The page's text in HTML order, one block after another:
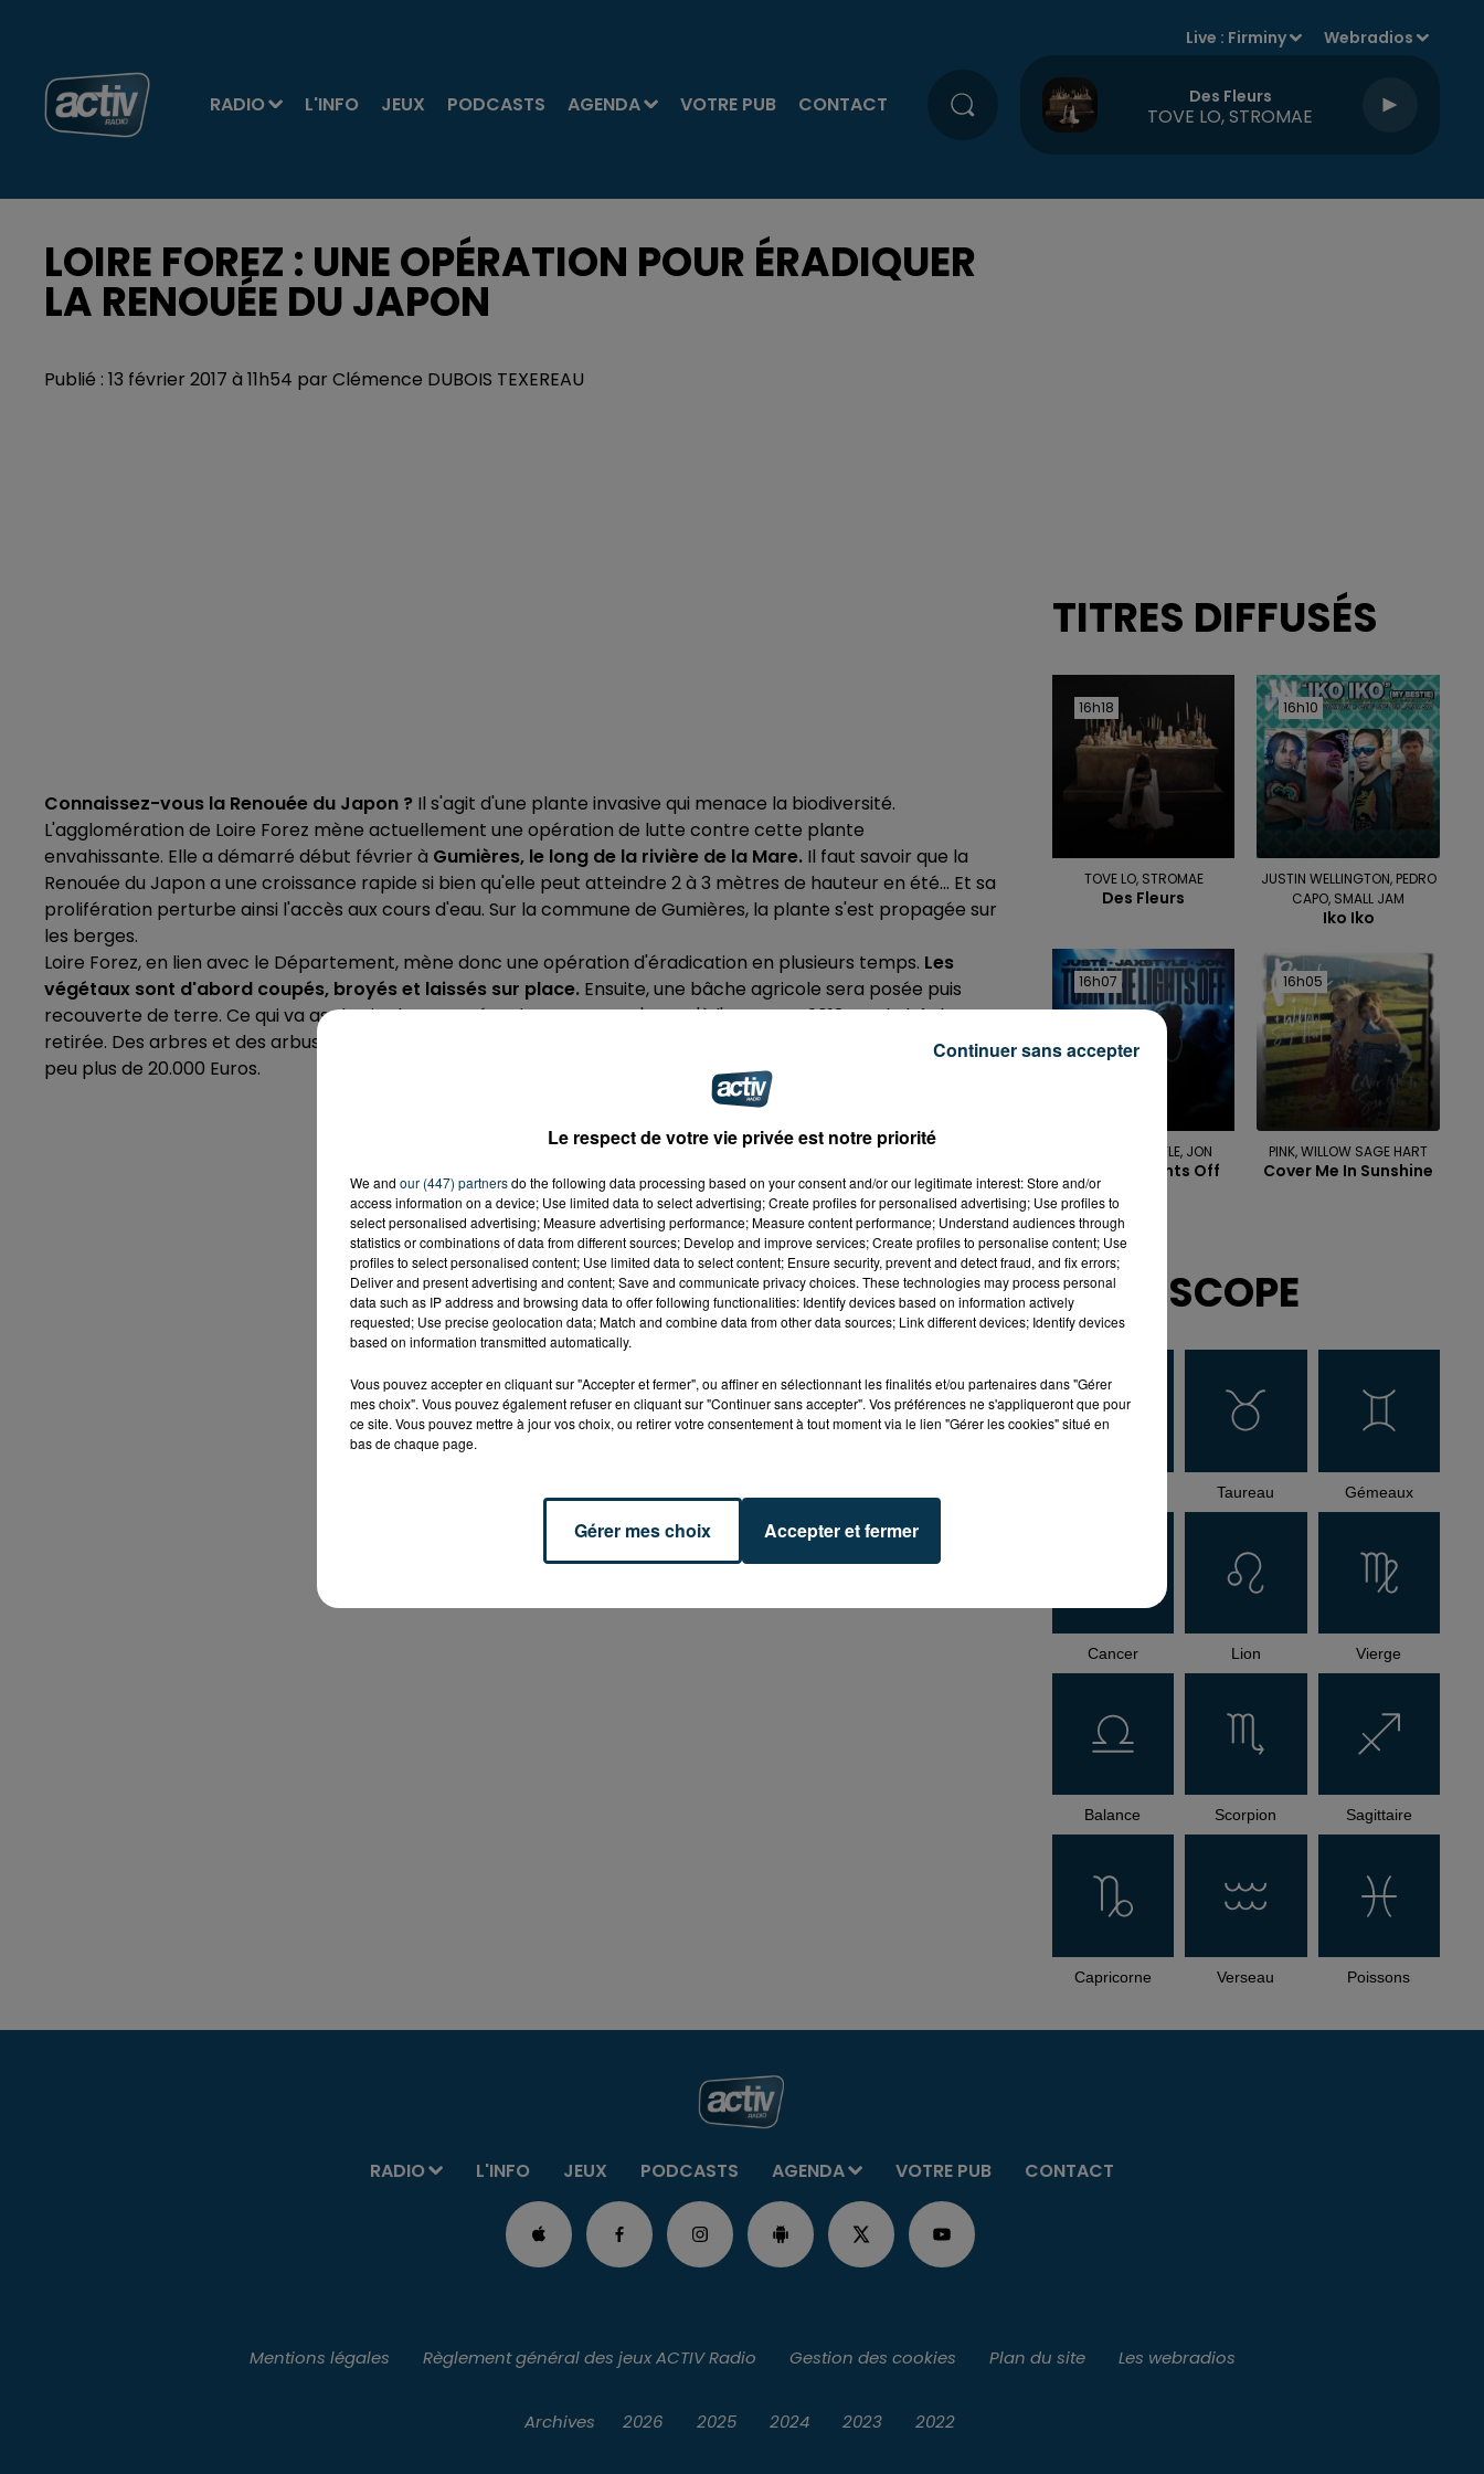
RADIO L'INFO JEUX PODCASTS AGENDA VOTRE PUB CONTACT
Live : Firminy Webradios
Des Fleurs
TOVE LO, STROMAE
LOIRE FOREZ : UNE OPÉRATION POUR ÉRADIQUER
LA RENOUÉE DU JAPON
Publié : 13 février 2017 à 11h54 par Clémence DUBOIS TEXEREAU
Connaissez-vous la Renouée du Japon ? Il s'agit d'une plante invasive qui menace la biodiversité.
L'agglomération de Loire Forez mène actuellement une opération de lutte contre cette plante
envahissante. Elle a démarré début février à Gumières, le long de la rivière de la Mare. Il faut savoir que la
Renouée du Japon a une croissance rapide si bien qu'elle peut atteindre 2 à 3 mètres de hauteur en été... Et sa
prolifération perturbe ainsi l'accès aux cours d'eau. Sur la commune de Gumières, la plante s'est propagée sur
les berges.
Loire Forez, en lien avec le Département, mène donc une opération d'éradication en plusieurs temps. Les
végétaux sont d'abord coupés, broyés et laissés sur place. Ensuite, une bâche agricole sera posée puis
recouverte de terre. Ce qui va asphyxier les renouées du Japon. Ce n'est qu'à l'automne 2018 que la bâche sera
retirée. Des arbres et des arbustes seront alors plantés au même endroit. Coût total de cette opération : un
peu plus de 20.000 Euros.
TITRES DIFFUSÉS
16h18
16h18
TOVE LO, STROMAE
Des Fleurs
16h10
16h10
JUSTIN WELLINGTON, PEDRO
CAPO, SMALL JAM
Iko Iko
16h07
16h07
JUSTE, JAXSTYLE, JON
Turn The Lights Off
16h05
16h05
PINK, WILLOW SAGE HART
Cover Me In Sunshine
HOROSCOPE
Taureau Gémeaux
Cancer Lion Vierge
Balance Scorpion Sagittaire
Capricorne Verseau Poissons
RADIO L'INFO JEUX PODCASTS AGENDA VOTRE PUB CONTACT
Mentions légales Règlement général des jeux ACTIV Radio Gestion des cookies Plan du site Les webradios
Archives 2026 2025 2024 2023 2022
Le respect de votre vie privée est notre priorité
We and our (447) partnersdo the following data processing based on your consent and/or our legitimate interest: Store and/or
access information on a device; Use limited data to select advertising; Create profiles for personalised advertising; Use profiles to
select personalised advertising; Measure advertising performance; Measure content performance; Understand audiences through
statistics or combinations of data from different sources; Develop and improve services; Create profiles to personalise content; Use
profiles to select personalised content; Use limited data to select content; Ensure security, prevent and detect fraud, and fix errors;
Deliver and present advertising and content; Save and communicate privacy choices. These technologies may process personal
data such as IP address and browsing data to offer following functionalities: Identify devices based on information actively
requested; Use precise geolocation data; Match and combine data from other data sources; Link different devices; Identify devices
based on information transmitted automatically.
Vous pouvez accepter en cliquant sur "Accepter et fermer", ou affiner en sélectionnant les finalités et/ou partenaires dans "Gérer
mes choix". Vous pouvez également refuser en cliquant sur "Continuer sans accepter". Vos préférences ne s'appliqueront que pour
ce site. Vous pouvez mettre à jour vos choix, ou retirer votre consentement à tout moment via le lien "Gérer les cookies" situé en
bas de chaque page.
Gérer mes choix Accepter et fermer
Continuer sans accepter